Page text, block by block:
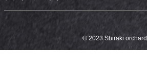
© 2023 Shiraki orchard